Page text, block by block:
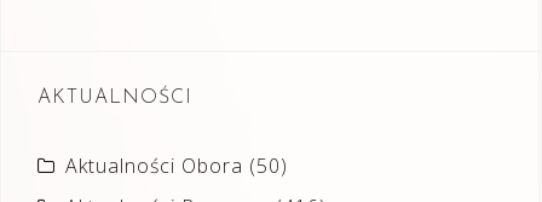
AKTUALNOŚCI
Aktualności Obora (50)